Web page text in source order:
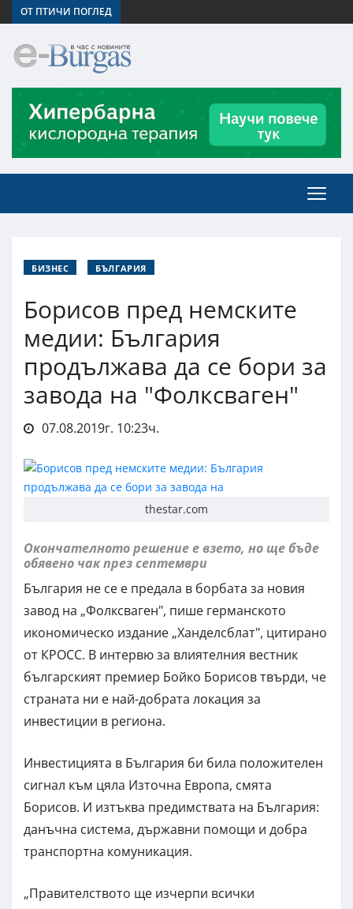
ОТ ПТИЧИ ПОГЛЕД
БИЗНЕС БЪЛГАРИЯ
Борисов пред немските
медии: България
продължава да се бори за
завода на "Фолксваген"
07.08.2019г. 10:23ч.
thestar.com
Окончателното решение е взето, но ще бъде
обявено чак през септември
България не се е предала в борбата за новия
завод на „Фолксваген", пише германското
икономическо издание „Ханделсблат", цитирано
от КРОСС. В интервю за влиятелния вестник
българският премиер Бойко Борисов твърди, че
страната ни е най-добрата локация за
инвестиции в региона.
Инвестицията в България би била положителен
сигнал към цяла Източна Европа, смята
Борисов. И изтъква предимствата на България:
данъчна система, държавни помощи и добра
транспортна комуникация.
„Правителството ще изчерпи всички